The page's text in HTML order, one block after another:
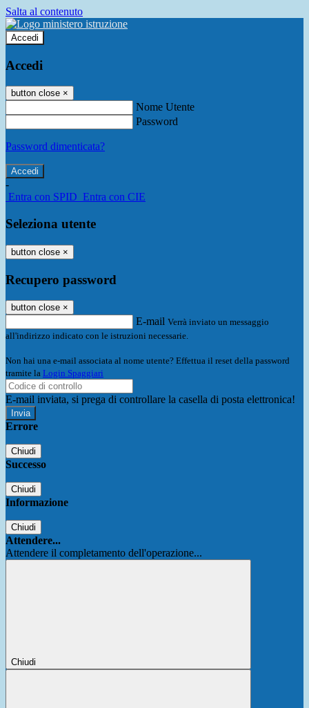
Salta al contenuto
Accedi
Accedi
button close ×
Nome Utente
Password
Password dimenticata?
-
Entra con SPID Entra con CIE
Seleziona utente
button close ×
Recupero password
button close ×
E-mail Verrà inviato un messaggio
all'indirizzo indicato con le istruzioni necessarie.
Non hai una e-mail associata al nome utente? Effettua il reset della password
tramite la Login Spaggiari
E-mail inviata, si prega di controllare la casella di posta elettronica!
Errore
Chiudi
Successo
Chiudi
Informazione
Chiudi
Attendere...
Attendere il completamento dell'operazione...
Chiudi